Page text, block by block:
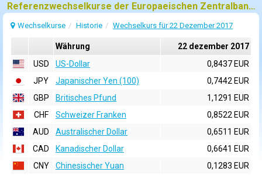
Referenzwechselkurse der Europaeischen Zentralbank (EZB) fuer 22 dezember 2017
Wechselkurse Historie Wechselkurs für 22 Dezember 2017
Währung
22 dezember 2017
USD
US-Dollar
0,8437 EUR
JPY
Japanischer Yen (100)
0,7442 EUR
GBP
Britisches Pfund
1,1291 EUR
CHF
Schweizer Franken
0,8522 EUR
AUD
Australischer Dollar
0,6511 EUR
CAD
Kanadischer Dollar
0,6641 EUR
CNY
Chinesischer Yuan
0,1283 EUR